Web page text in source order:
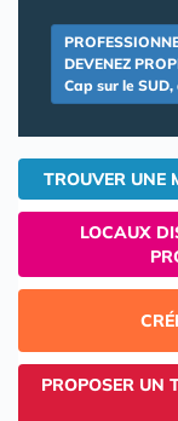
DEVENEZ
Cap sur le
TROUVER UNE
LOCAUX
PROPOSER UN